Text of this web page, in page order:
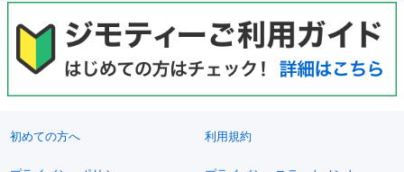
初めての方へ 利用規約